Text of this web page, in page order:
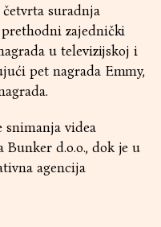
suradnja
zajednički
u televizijskoj i
pet nagrada Emmy,
snimanja videa
Bunker d.o.o., dok je u
agencija